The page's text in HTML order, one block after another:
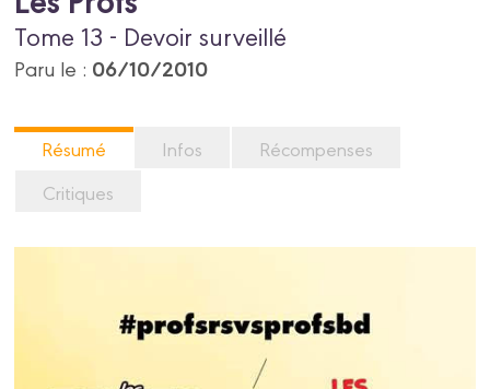
Tome 13 - Devoir surveillé
Paru le : 06/10/2010
Résumé Infos
Récompenses
Critiques